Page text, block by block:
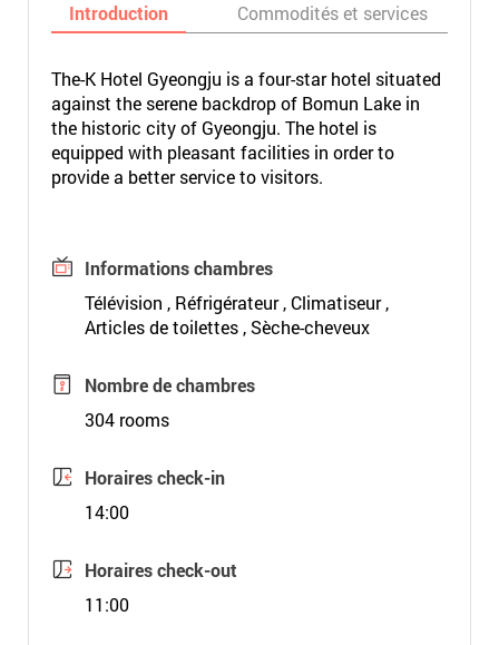
Introduction Commodités et services
The-K Hotel Gyeongju is a four-star hotel situated
against the serene backdrop of Bomun Lake in
the historic city of Gyeongju. The hotel is
equipped with pleasant facilities in order to
provide a better service to visitors.
Informations chambres
Télévision , Réfrigérateur , Climatiseur ,
Articles de toilettes , Sèche-cheveux
Nombre de chambres
304 rooms
Horaires check-in
14:00
Horaires check-out
11:00